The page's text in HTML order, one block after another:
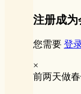
注册成
您需要 登
×
前两天做